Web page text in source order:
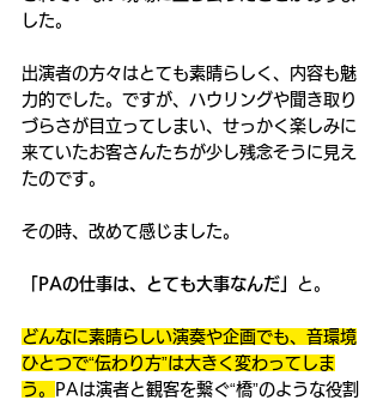
した。
出演者の方々はとても素晴らしく、内容も魅
力的でした。ですが、ハウリングや聞き取り
づらさが目立ってしまい、せっかく楽しみに
来ていたお客さんたちが少し残念そうに見え
たのです。
その時、改めて感じました。
「PAの仕事は、とても大事なんだ」 と。
どんなに素晴らしい演奏や企画でも、音環境
ひとつで“伝わり方”は大きく変わってしま
う。
PAは演者と観客を繋ぐ“橋”のような役割